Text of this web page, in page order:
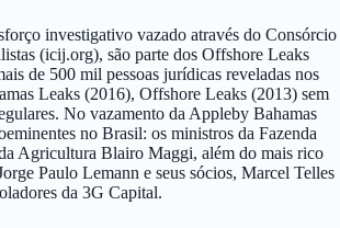
investigativo vazado através do Consórcio
(icij.org), são parte dos Offshore Leaks
de 500 mil pessoas jurídicas reveladas nos
Leaks (2016), Offshore Leaks (2013) sem
No vazamento da Appleby Bahamas
no Brasil: os ministros da Fazenda
Agricultura Blairo Maggi, além do mais rico
Paulo Lemann e seus sócios, Marcel Telles
da 3G Capital.